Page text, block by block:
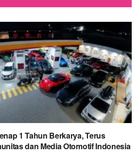
1 Tahun Berkarya, Terus
dan Media Otomotif Indonesia